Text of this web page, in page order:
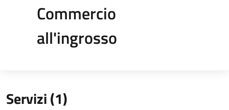
Commercio
all'ingrosso
Servizi (1)